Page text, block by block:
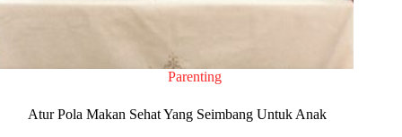
Parenting
Atur Pola Makan Sehat Yang Seimbang Untuk Anak